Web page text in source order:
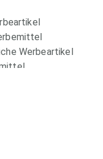
Werbeartikel